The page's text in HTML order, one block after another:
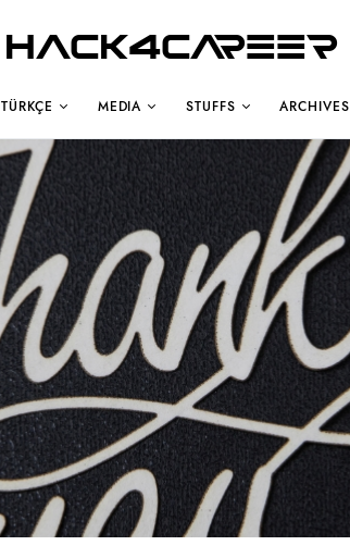
Hack4Career
TÜRKÇE MEDIA STUFFS ARCHIVES